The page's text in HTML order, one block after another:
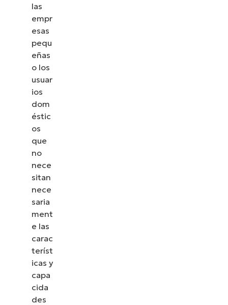
las
empr
esas
pequ
eñas
o los
usuar
ios
dom
éstic
os
que
no
nece
sitan
nece
saria
ment
e las
carac
teríst
icas y
capa
cida
des